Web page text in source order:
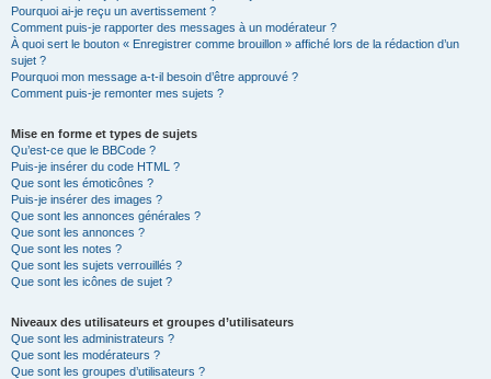
Pourquoi ai-je reçu un avertissement ?
Comment puis-je rapporter des messages à un modérateur ?
À quoi sert le bouton « Enregistrer comme brouillon » affiché lors de la rédaction d’un
sujet ?
Pourquoi mon message a-t-il besoin d’être approuvé ?
Comment puis-je remonter mes sujets ?
Mise en forme et types de sujets
Qu’est-ce que le BBCode ?
Puis-je insérer du code HTML ?
Que sont les émoticônes ?
Puis-je insérer des images ?
Que sont les annonces générales ?
Que sont les annonces ?
Que sont les notes ?
Que sont les sujets verrouillés ?
Que sont les icônes de sujet ?
Niveaux des utilisateurs et groupes d’utilisateurs
Que sont les administrateurs ?
Que sont les modérateurs ?
Que sont les groupes d’utilisateurs ?